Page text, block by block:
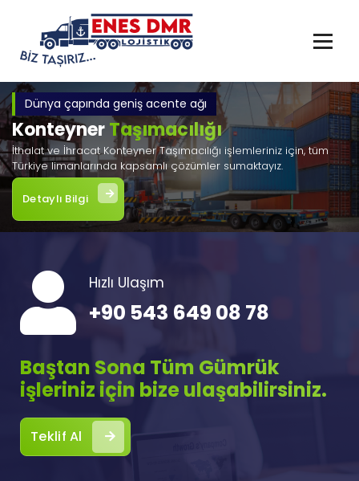
Dünya çapında geniş acente ağı
KonteynerTaşımacılığı
İthalat ve İhracat Konteyner Taşımacılığı işlemleriniz için, tüm
Türkiye limanlarında kapsamlı çözümler sumaktayız.
Detaylı Bilgi
Hızlı Ulaşım
+90 543 649 08 78
Baştan Sona Tüm Gümrük
işleriniz için bize ulaşabilirsiniz.
Teklif Al